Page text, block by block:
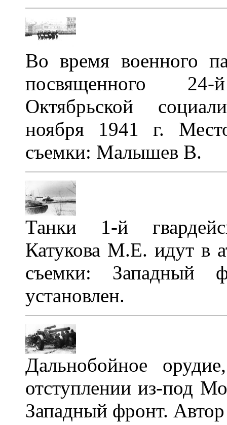
Во время военного
посвященного
Октябрьской
ноября 1941 г.
съемки: Малышев В.
Танки 1-й
Катукова М.Е. идут в
съемки: Западный
установлен.
Дальнобойное
отступлении из-под
Западный фронт.